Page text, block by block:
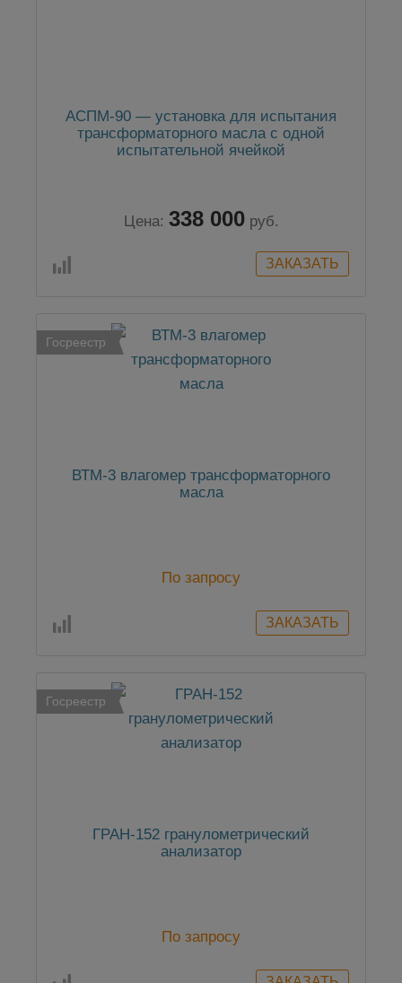
АСПМ-90 — установка для испытания
трансформаторного масла с одной
испытательной ячейкой
Цена: 338 000 руб.
Госреестр
ВТМ-3 влагомер трансформаторного
масла
По запросу
Госреестр
ГРАН-152 гранулометрический
анализатор
По запросу